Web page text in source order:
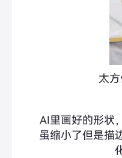
太
AI里画好的形状
虽缩小了但是描